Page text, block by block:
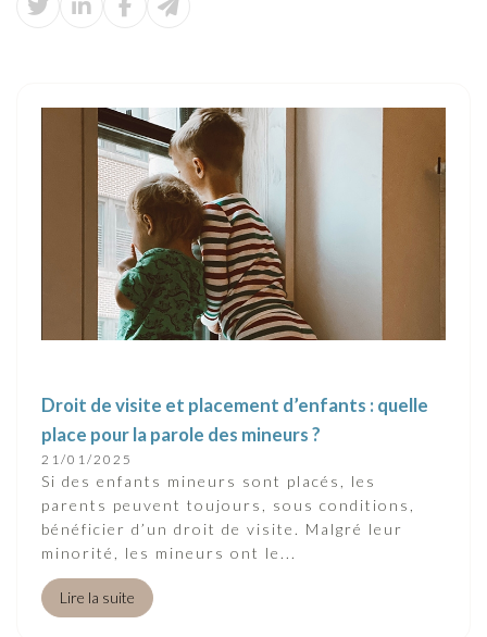
Droit de visite et placement d’enfants : quelle
place pour la parole des mineurs ?
21/01/2025
Si des enfants mineurs sont placés, les
parents peuvent toujours, sous conditions,
bénéficier d’un droit de visite. Malgré leur
minorité, les mineurs ont le...
Lire la suite